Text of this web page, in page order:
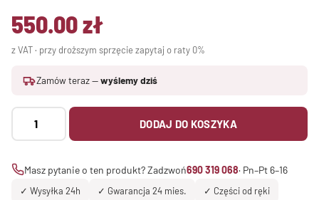
550.00zł
z VAT · przy droższym sprzęcie zapytaj o raty 0%
Zamów teraz —wyślemy dziś
ilość
elektryczny
szeroki
wlew
DODAJ DO KOSZYKA
Masz pytanie o ten produkt? Zadzwoń690 319 068· Pn–Pt 6–16
✓ Wysyłka 24h ✓ Gwarancja 24 mies. ✓ Części od ręki